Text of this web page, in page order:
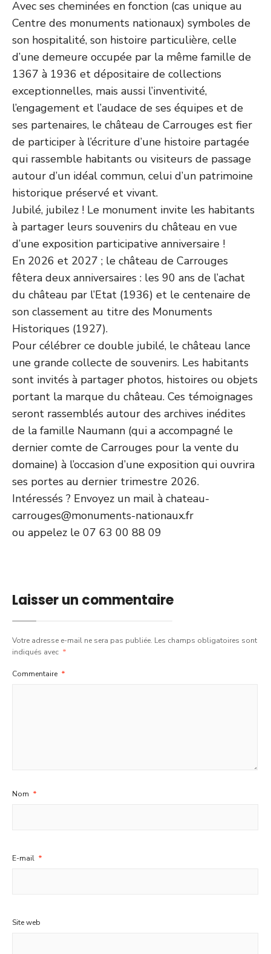
Avec ses cheminées en fonction (cas unique au
Centre des monuments nationaux) symboles de
son hospitalité, son histoire particulière, celle
d’une demeure occupée par la même famille de
1367 à 1936 et dépositaire de collections
exceptionnelles, mais aussi l’inventivité,
l’engagement et l’audace de ses équipes et de
ses partenaires, le château de Carrouges est fier
de participer à l’écriture d’une histoire partagée
qui rassemble habitants ou visiteurs de passage
autour d’un idéal commun, celui d’un patrimoine
historique préservé et vivant.
Jubilé, jubilez ! Le monument invite les habitants
à partager leurs souvenirs du château en vue
d’une exposition participative anniversaire !
En 2026 et 2027 ; le château de Carrouges
fêtera deux anniversaires : les 90 ans de l’achat
du château par l’Etat (1936) et le centenaire de
son classement au titre des Monuments
Historiques (1927).
Pour célébrer ce double jubilé, le château lance
une grande collecte de souvenirs. Les habitants
sont invités à partager photos, histoires ou objets
portant la marque du château. Ces témoignages
seront rassemblés autour des archives inédites
de la famille Naumann (qui a accompagné le
dernier comte de Carrouges pour la vente du
domaine) à l’occasion d’une exposition qui ouvrira
ses portes au dernier trimestre 2026.
Intéressés ? Envoyez un mail à chateau-
carrouges@monuments-nationaux.fr
ou appelez le 07 63 00 88 09
Laisser un commentaire
Votre adresse e-mail ne sera pas publiée. Les champs obligatoires sont
indiqués avec *
Commentaire *
Nom *
E-mail *
Site web